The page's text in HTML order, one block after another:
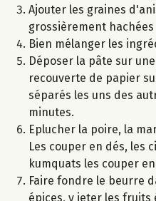
Ajouter les graines
grossièrement hachées
Bien mélanger les
Déposer la pâte sur
recouverte de papier
séparés les uns des
minutes.
Eplucher la poire, la
Les couper en dés, les
kumquats les couper
Faire fondre le beurre
épices, y jeter les